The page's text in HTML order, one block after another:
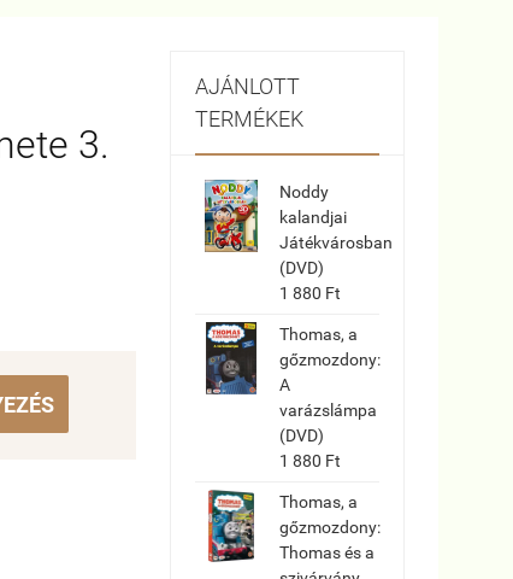
3.
AJÁNLOTT
TERMÉKEK
Noddy
kalandjai
Játékvárosban
(DVD)
1 880 Ft
Thomas, a
gőzmozdony:
A
varázslámpa
(DVD)
1 880 Ft
Thomas, a
gőzmozdony:
Thomas és a